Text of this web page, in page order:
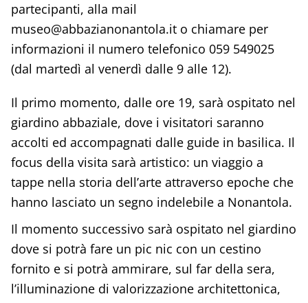
partecipanti, alla mail
museo@abbazianonantola.it o chiamare per
informazioni il numero telefonico 059 549025
(dal martedì al venerdì dalle 9 alle 12).
Il primo momento, dalle ore 19, sarà ospitato nel
giardino abbaziale, dove i visitatori saranno
accolti ed accompagnati dalle guide in basilica. Il
focus della visita sarà artistico: un viaggio a
tappe nella storia dell’arte attraverso epoche che
hanno lasciato un segno indelebile a Nonantola.
Il momento successivo sarà ospitato nel giardino
dove si potrà fare un pic nic con un cestino
fornito e si potrà ammirare, sul far della sera,
l’illuminazione di valorizzazione architettonica,